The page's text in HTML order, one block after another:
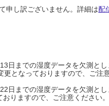
申し訳ございません。詳細は配
日までの湿度データを欠測とし
となっておりますので、ご注意
日までの湿度データを欠測とし
りますので、ご注意ください